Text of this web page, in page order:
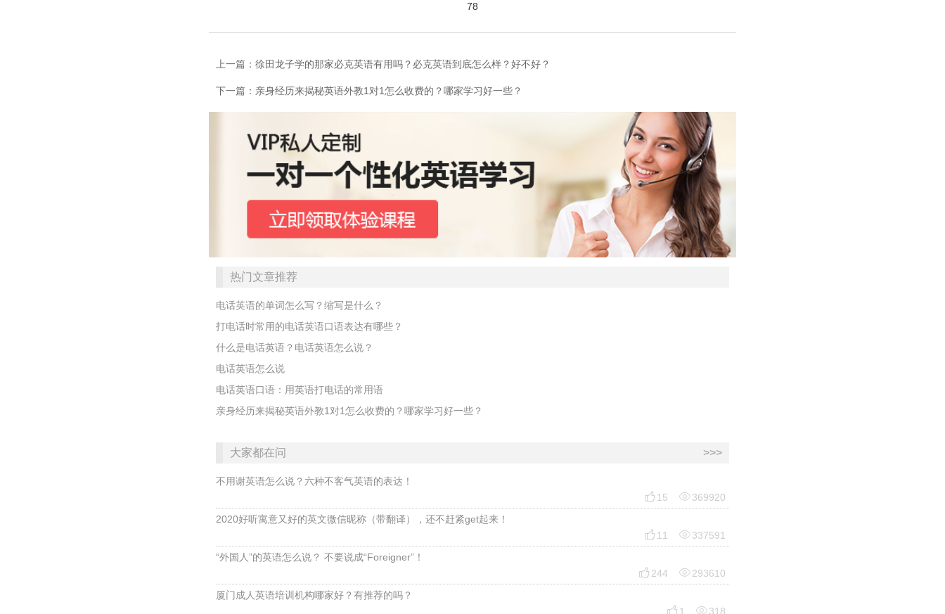
78
上一篇：​徐田龙子学的那家必克英语有用吗？必克英语到底怎么样？好不好？
下一篇：亲身经历来揭秘英语外教1对1怎么收费的？哪家学习好一些？
热门文章推荐
电话英语的单词怎么写？缩写是什么？
打电话时常用的电话英语口语表达有哪些？
什么是电话英语？电话英语怎么说？
电话英语怎么说
电话英语口语：用英语打电话的常用语
亲身经历来揭秘英语外教1对1怎么收费的？哪家学习好一些？
大家都在问 >>>
不用谢英语怎么说？六种不客气英语的表达！
 15 369920
2020好听寓意又好的英文微信昵称（带翻译），还不赶紧get起来！
 11 337591
“外国人”的英语怎么说？ 不要说成“Foreigner”！
 244 293610
厦门成人英语培训机构哪家好？有推荐的吗？
 1 318